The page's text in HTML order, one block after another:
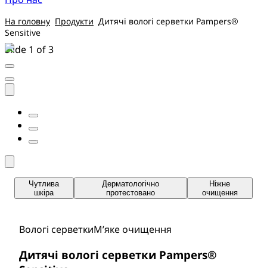
На головну Продукти Дитячі вологі серветки Pampers®
Sensitive
Slide 1 of 3
Чутлива
шкіра
Дерматологічно
протестовано
Ніжне
очищення
Вологі серветкиМ’яке очищення
Дитячі вологі серветки Pampers®